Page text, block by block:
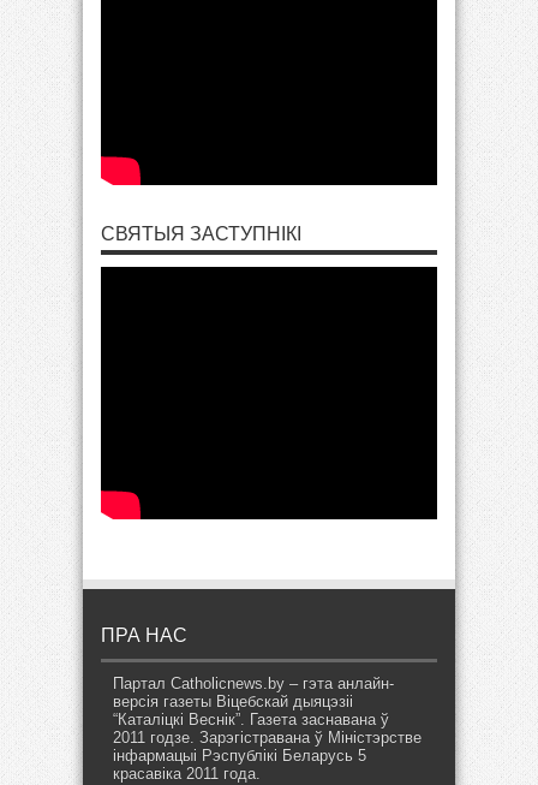
СВЯТЫЯ ЗАСТУПНІКІ
ПРА НАС
Партал Catholicnews.by – гэта анлайн-
версія газеты Віцебскай дыяцэзіі
“Каталіцкі Веснік”. Газета заснавана ў
2011 годзе. Зарэгістравана ў Міністэрстве
інфармацыі Рэспублікі Беларусь 5
красавіка 2011 года.